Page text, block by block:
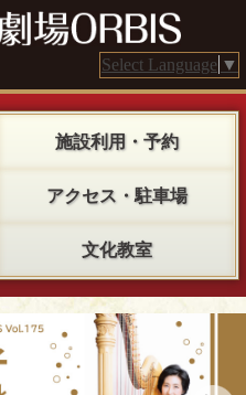
Select Language ▼
施設利用・予約
アクセス・駐車場
文化教室